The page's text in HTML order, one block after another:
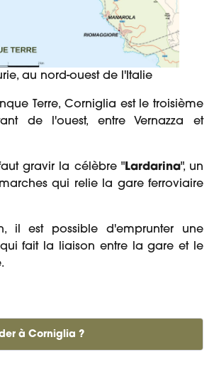
au nord-ouest de l'Italie
Terre, Corniglia est le troisième
de l'ouest, entre Vernazza et
gravir la célèbre "Lardarina", un
qui relie la gare ferroviaire
il est possible d'emprunter une
fait la liaison entre la gare et le
à Corniglia ?